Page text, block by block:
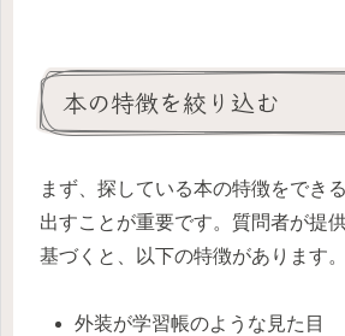
本の特徴を絞り込む
まず、探している本の特徴をでき
出すことが重要です。質問者が提
基づくと、以下の特徴があります。
外装が学習帳のような見た目